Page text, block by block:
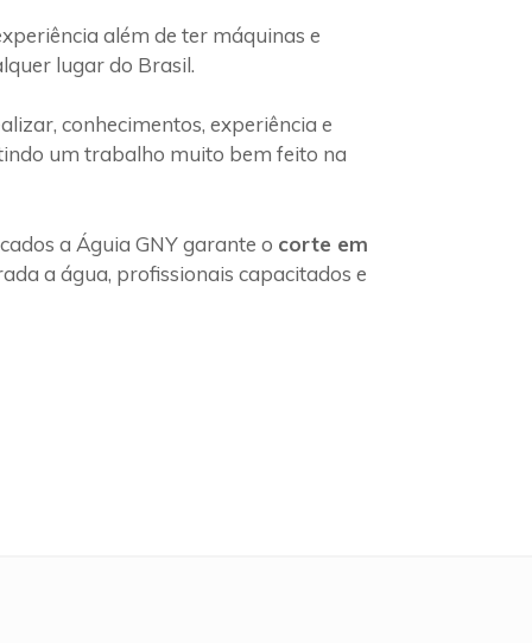
além de ter máquinas e
lugar do Brasil.
conhecimentos, experiência e
um trabalho muito bem feito na
a Águia GNY garante o corte em
a água, profissionais capacitados e